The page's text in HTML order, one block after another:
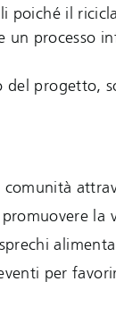
poiché il
un processo
progetto,
per